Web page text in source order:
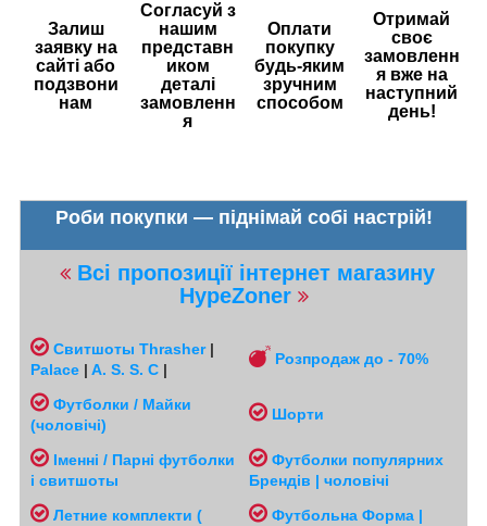
Залиш
заявку на
сайті або
подзвони
нам
Согласуй з
нашим
представн
иком
деталі
замовленн
я
Оплати
покупку
будь-яким
зручним
способом
Отримай
своє
замовленн
я вже на
наступний
день!
Роби покупки — піднімай собі настрій!
Всі пропозиції інтернет магазину
HypeZoner
Свитшоты Thrasher|
Palace | A. S. S. C |
Розпродаж до - 70%
Футболки / Майки
(чоловічі)
Шорти
Іменні / Парні футболки
і свитшоты
Футболки популярних
Брендів | чоловічі
Летние комплекти (
Футбольна Форма |